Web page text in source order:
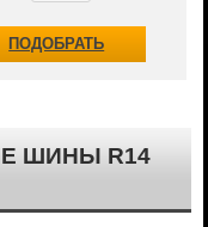
ШИНЫ R14
ПОДОБРАТЬ